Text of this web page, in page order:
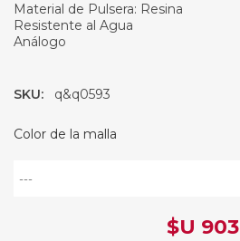
Material de Pulsera: Resina
Resistente al Agua
Análogo
SKU: q&q0593
Color de la malla
$U 903